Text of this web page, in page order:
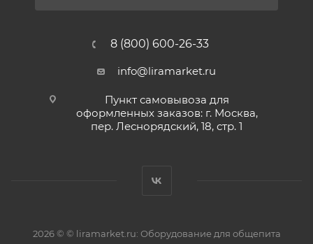
8 (800) 600-26-33
info@liramarket.ru
Пункт самовывоза для
оформленных заказов: г. Москва,
пер. Леснорядский, 18, стр. 1
2026 © © liramarket.ru: Оборудование для общепита